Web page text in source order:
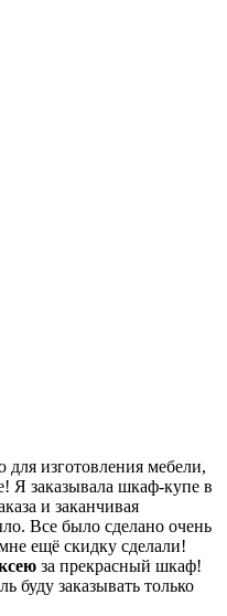
изготовления мебели,
Я заказывала шкаф-купе в
и заканчивая
Все было сделано очень
ещё скидку сделали!
за прекрасный шкаф!
буду заказывать только